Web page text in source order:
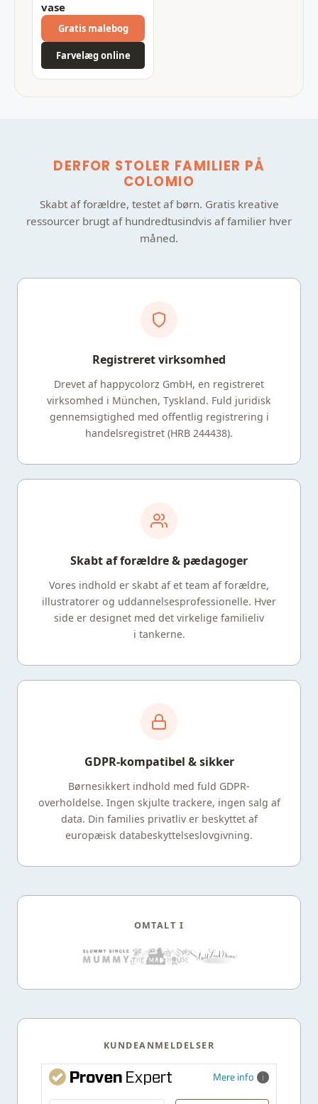
vase
Gratis malebog
Farvelæg online
DERFOR STOLER FAMILIER PÅ
COLOMIO
Skabt af forældre, testet af børn. Gratis kreative
ressourcer brugt af hundredtusindvis af familier hver
måned.
Registreret virksomhed
Drevet af happycolorz GmbH, en registreret
virksomhed i München, Tyskland. Fuld juridisk
gennemsigtighed med offentlig registrering i
handelsregistret (HRB 244438).
Skabt af forældre & pædagoger
Vores indhold er skabt af et team af forældre,
illustratorer og uddannelsesprofessionelle. Hver
side er designet med det virkelige familieliv
i tankerne.
GDPR-kompatibel & sikker
Børnesikkert indhold med fuld GDPR-
overholdelse. Ingen skjulte trackere, ingen salg af
data. Din families privatliv er beskyttet af
europæisk databeskyttelseslovgivning.
OMTALT I
KUNDEANMELDELSER
Mere info